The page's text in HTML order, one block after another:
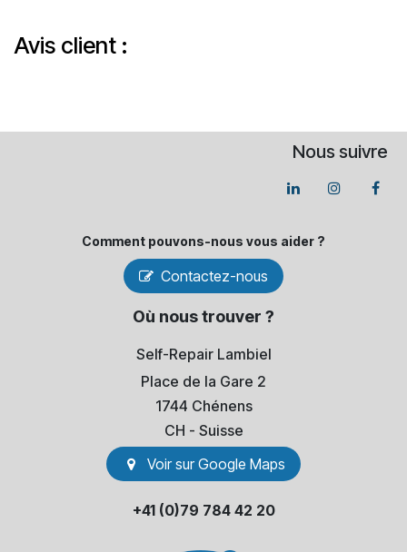
Avis client :
Nous suivre
Comment pouvons-​nous vous aider ?
Contactez-nous
Où nous trouver ?
Self-Repair Lambiel
Place de la Gare 2
1744 Chénens
​CH - Suisse
Voir sur Go​​ogle Maps
+41 (0)79 784 42 20